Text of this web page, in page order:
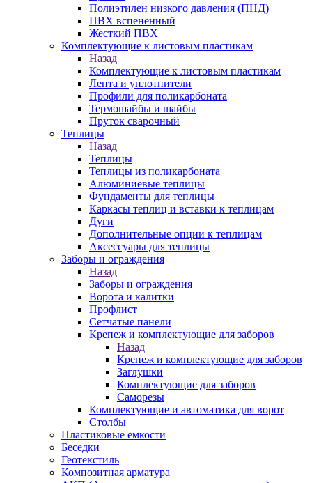
Полиэтилен низкого давления (ПНД)
ПВХ вспененный
Жесткий ПВХ
Комплектующие к листовым пластикам
Назад
Комплектующие к листовым пластикам
Лента и уплотнители
Профили для поликарбоната
Термошайбы и шайбы
Пруток сварочный
Теплицы
Назад
Теплицы
Теплицы из поликарбоната
Алюминиевые теплицы
Фундаменты для теплицы
Каркасы теплиц и вставки к теплицам
Дуги
Дополнительные опции к теплицам
Аксессуары для теплицы
Заборы и ограждения
Назад
Заборы и ограждения
Ворота и калитки
Профлист
Сетчатые панели
Крепеж и комплектующие для заборов
Назад
Крепеж и комплектующие для заборов
Заглушки
Комплектующие для заборов
Саморезы
Комплектующие и автоматика для ворот
Столбы
Пластиковые емкости
Беседки
Геотекстиль
Композитная арматура